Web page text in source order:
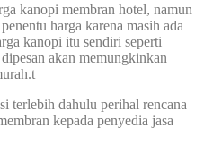
kanopi membran hotel, namun
harga karena masih ada
kanopi itu sendiri seperti
akan memungkinkan
terlebih dahulu perihal rencana
kepada penyedia jasa